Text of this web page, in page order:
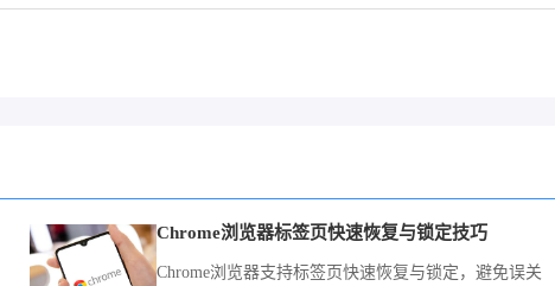
Chrome浏览器标签页快速恢复与锁定技巧
Chrome浏览器支持标签页快速恢复与锁定，避免误关